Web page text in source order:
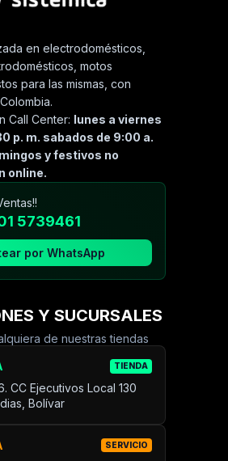
en electrodomésticos,
motos
para las mismas, con
Call Center: lunes a viernes
p. m. sabados de 9:00 a.
y festivos no
online.
5739461
por WhatsApp
Y SUCURSALES
de nuestras tiendas
TIENDA
CC Ejecutivos Local 130
Bolívar
SERVICIO